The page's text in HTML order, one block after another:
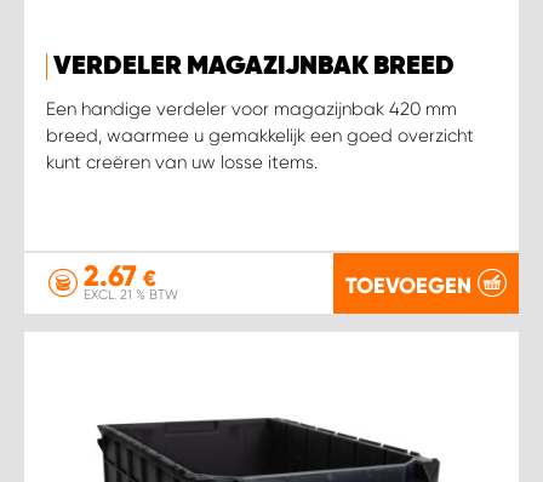
VERDELER MAGAZIJNBAK BREED
Een handige verdeler voor magazijnbak 420 mm
breed, waarmee u gemakkelijk een goed overzicht
kunt creëren van uw losse items.
2.67 €
EXCL. 21 % BTW TOEVOEGEN